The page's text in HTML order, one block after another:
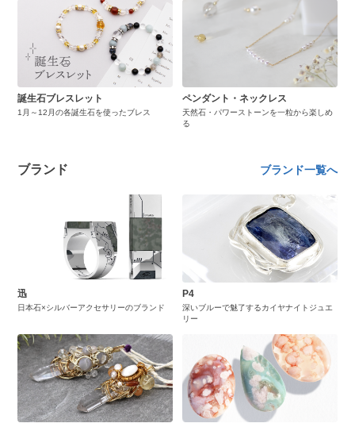
誕生石ブレスレット
1月～12月の各誕生石を使ったブレス
ペンダント・ネックレス
天然石・パワーストーンを一粒から楽しめ
る
ブランド ブランド一覧へ
迅
日本石×シルバーアクセサリーのブランド
P4
深いブルーで魅了するカイヤナイトジュエ
リー